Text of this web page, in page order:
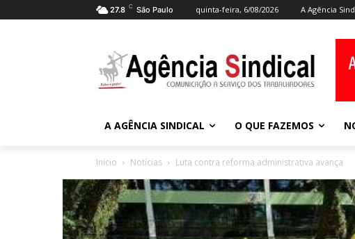
27.8 C São Paulo quinta-feira, 6/08/2026 A Agência
A AGÊNCIA SINDICAL O QUE FAZEMOS
Início Notícias Luta contra reforma administrativa avança